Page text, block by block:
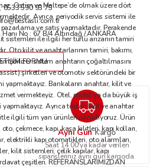
Gönder
Ostim ve Maltepe’de olmak üzere dört
Ayrıca, periyodik servis sistemi ile
ve satış yapmaktadır. Perakende
sistemleri ile ilgili her türlü arızanın tamiri
Oto kilit ve anahtarlarının tamiri, bakımı,
sistem anahtarın çoğaltılmasını
şirketleri ve otomotiv sektöründeki bir
yapmaktayız. Bankaların anahtar, kilit ve
vermekteyiz. Otel, motel ya da büyük iş
Ayrıca toptan kilit ve anahtar
ilgili tüm yan ürünleri pazarlıyoruz. Ürün
çekmece, kapı, kasa kilitleri, kapı kolları,
elektrikli kapı otomatikleri, oto alarmları,
kilit sistemleri; çelik kapılar, kapı
çeşitleri. REFERANSLARIMIZDAN
0533 590 93 75
Hanı No : 67 B/4 Altındağ / ANKARA
FORMU
Aynı GünKargo
Saat 14.00'ya kadar verilen
siparişleriniz aynı gün kargoda.